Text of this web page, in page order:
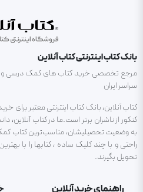
بانک کتاب اینترنتی کتاب آنلاین
مرجع تخصصی خرید کتاب های کمک درسی و
سراسر ایران
کتاب آنلاین، بانک کتاب اینترنتی معتبر
کنکور از ناشران برتر است.ما در کتاب آنلاین،
به وضعیت تحصیلیشان، مناسب‌ترین کتاب
راحتی و با چند کلیک ساده ، کتابها را با
تحویل بگیرند.
راهنمای خرید آنلاین